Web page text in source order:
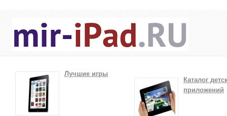
Лучшие игры
Каталог
приложений